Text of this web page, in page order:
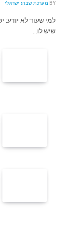
BY מערכת שבוע ישראלי
למי שעוד לא יודע:
שיש לו…